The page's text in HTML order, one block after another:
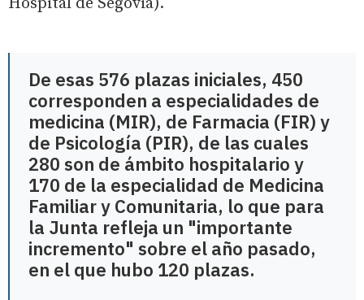
De esas 576 plazas iniciales, 450
corresponden a especialidades de
medicina (MIR), de Farmacia (FIR) y
de Psicología (PIR), de las cuales
280 son de ámbito hospitalario y
170 de la especialidad de Medicina
Familiar y Comunitaria, lo que para
la Junta refleja un "importante
incremento" sobre el año pasado,
en el que hubo 120 plazas.